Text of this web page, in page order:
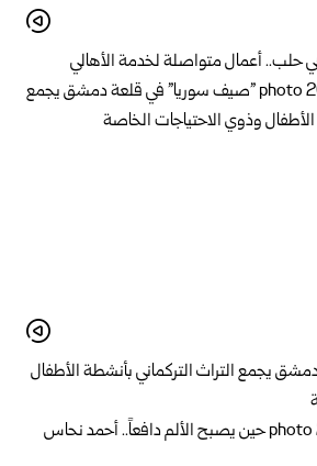
حلب.. أعمال متواصلة لخدمة الأهالي
يجمع التراث التركماني بأنشطة الأطفال